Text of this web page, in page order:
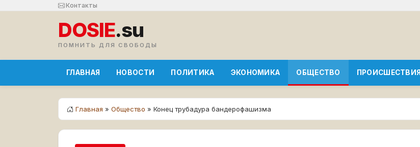
Контакты
DOSIE.su
ПОМНИТЬ ДЛЯ СВОБОДЫ
ГЛАВНАЯ НОВОСТИ ПОЛИТИКА ЭКОНОМИКА ОБЩЕСТВО ПРОИСШЕСТВИЯ
Главная » Общество » Конец трубадура бандерофашизма